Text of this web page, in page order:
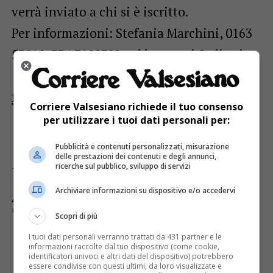
verrà inviato a chi si è iscritto.
Per informazioni: Stefania Marchini, 0163
53010, 334 3198392 – d.bognetti@alice.it
o Ferruccio Baravelli, 347 2262302,
ferruccio.baravelli@yahoo.it
Immagine di archivio
ARGOMENTI CORRELATI:
VALTOURNENCHE
E TU COSA NE PENSI?
Corriere Valsesiano richiede il tuo consenso
per utilizzare i tuoi dati personali per:
Pubblicità e contenuti personalizzati, misurazione
delle prestazioni dei contenuti e degli annunci,
ricerche sul pubblico, sviluppo di servizi
Archiviare informazioni su dispositivo e/o accedervi
Scopri di più
I tuoi dati personali verranno trattati da 431 partner e le
informazioni raccolte dal tuo dispositivo (come cookie,
identificatori univoci e altri dati del dispositivo) potrebbero
essere condivise con questi ultimi, da loro visualizzate e